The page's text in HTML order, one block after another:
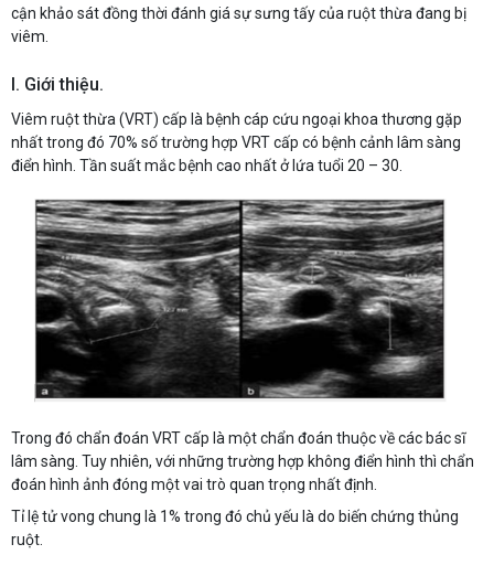
cận khảo sát đồng thời đánh giá sự sưng tấy của ruột thừa đang bị
viêm.
I. Giới thiệu.
Viêm ruột thừa (VRT) cấp là bệnh cáp cứu ngoại khoa thương gặp
nhất trong đó 70% số trường hợp VRT cấp có bệnh cảnh lâm sàng
điển hình. Tần suất mắc bệnh cao nhất ở lứa tuổi 20 – 30.
Trong đó chẩn đoán VRT cấp là một chẩn đoán thuộc về các bác sĩ
lâm sàng. Tuy nhiên, với những trường hợp không điển hình thì chẩn
đoán hình ảnh đóng một vai trò quan trọng nhất định.
Tỉ lệ tử vong chung là 1% trong đó chủ yếu là do biến chứng thủng
ruột.